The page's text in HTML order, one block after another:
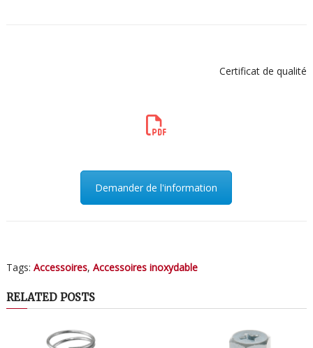
Certificat de qualité
Demander de l'information
Tags: Accessoires, Accessoires inoxydable
RELATED POSTS